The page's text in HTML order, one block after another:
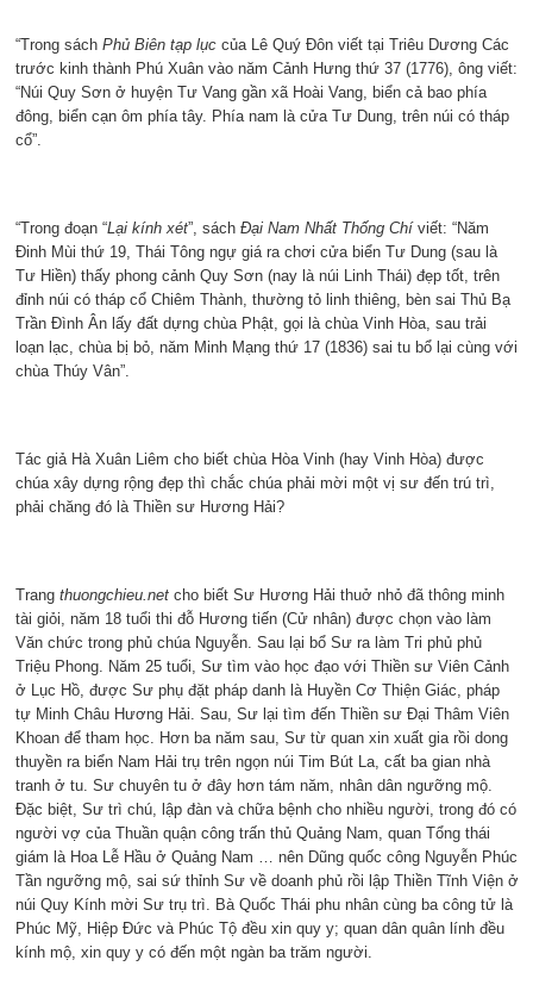
“Trong sách Phủ Biên tạp lụccủa Lê Quý Đôn viết tại Triêu Dương Các
trước kinh thành Phú Xuân vào năm Cảnh Hưng thứ 37 (1776), ông viết:
“Núi Quy Sơn ở huyện Tư Vang gần xã Hoài Vang, biển cả bao phía
đông, biển cạn ôm phía tây. Phía nam là cửa Tư Dung, trên núi có tháp
cổ”.
“Trong đoạn “Lại kính xét”, sách Đại Nam Nhất Thống Chíviết: “Năm
Đinh Mùi thứ 19, Thái Tông ngự giá ra chơi cửa biển Tư Dung (sau là
Tư Hiền) thấy phong cảnh Quy Sơn (nay là núi Linh Thái) đẹp tốt, trên
đỉnh núi có tháp cổ Chiêm Thành, thường tỏ linh thiêng, bèn sai Thủ Bạ
Trần Đình Ân lấy đất dựng chùa Phật, gọi là chùa Vinh Hòa, sau trải
loạn lạc, chùa bị bỏ, năm Minh Mạng thứ 17 (1836) sai tu bổ lại cùng với
chùa Thúy Vân”.
Tác giả Hà Xuân Liêm cho biết chùa Hòa Vinh (hay Vinh Hòa) được
chúa xây dựng rộng đẹp thì chắc chúa phải mời một vị sư đến trú trì,
phải chăng đó là Thiền sư Hương Hải?
Trang thuongchieu.netcho biết Sư Hương Hải thuở nhỏ đã thông minh
tài giỏi, năm 18 tuổi thi đỗ Hương tiến (Cử nhân) được chọn vào làm
Văn chức trong phủ chúa Nguyễn. Sau lại bổ Sư ra làm Tri phủ phủ
Triệu Phong. Năm 25 tuổi, Sư tìm vào học đạo với Thiền sư Viên Cảnh
ở Lục Hồ, được Sư phụ đặt pháp danh là Huyền Cơ Thiện Giác, pháp
tự Minh Châu Hương Hải. Sau, Sư lại tìm đến Thiền sư Đại Thâm Viên
Khoan để tham học. Hơn ba năm sau, Sư từ quan xin xuất gia rồi dong
thuyền ra biển Nam Hải trụ trên ngọn núi Tim Bút La, cất ba gian nhà
tranh ở tu. Sư chuyên tu ở đây hơn tám năm, nhân dân ngưỡng mộ.
Đặc biệt, Sư trì chú, lập đàn và chữa bệnh cho nhiều người, trong đó có
người vợ của Thuần quận công trấn thủ Quảng Nam, quan Tổng thái
giám là Hoa Lễ Hầu ở Quảng Nam … nên Dũng quốc công Nguyễn Phúc
Tần ngưỡng mộ, sai sứ thỉnh Sư về doanh phủ rồi lập Thiền Tĩnh Viện ở
núi Quy Kính mời Sư trụ trì. Bà Quốc Thái phu nhân cùng ba công tử là
Phúc Mỹ, Hiệp Đức và Phúc Tộ đều xin quy y; quan dân quân lính đều
kính mộ, xin quy y có đến một ngàn ba trăm người.